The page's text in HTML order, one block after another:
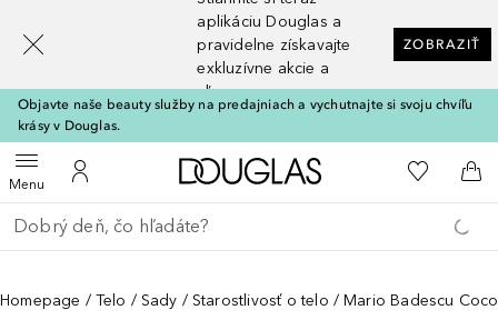
aplikáciu Douglas a
pravidelne získavajte
exkluzívne akcie a
zľavy
ZOBRAZIŤ
Objavte naše beauty služby na predajniach a vychutnajte si svoju chvíľu
krásy v Douglas.
MenuOtvoriť menuDo môjho účtu
Domov Do môjho
Do
Choď späť
Vykonajte vyhľadávanie
Homepage Telo Sady Starostlivosť o telo Mario Badescu
[navigation.slideout.screenreader]